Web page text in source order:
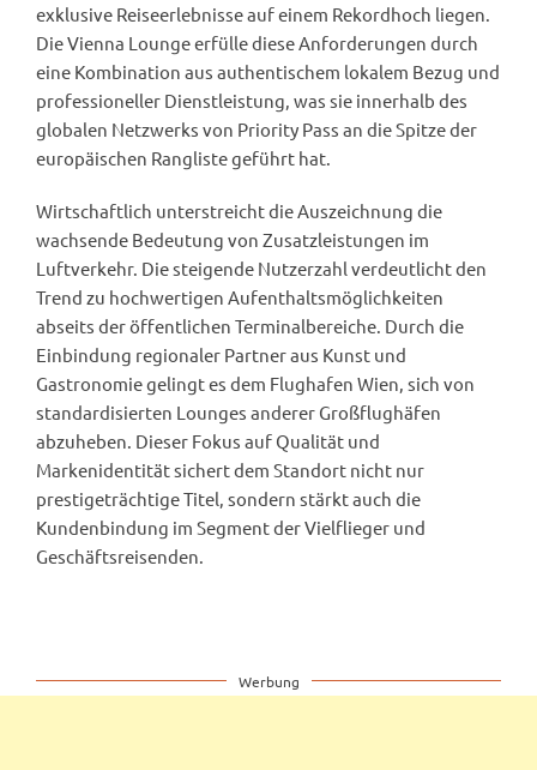
exklusive Reiseerlebnisse auf einem Rekordhoch liegen.
Die Vienna Lounge erfülle diese Anforderungen durch
eine Kombination aus authentischem lokalem Bezug und
professioneller Dienstleistung, was sie innerhalb des
globalen Netzwerks von Priority Pass an die Spitze der
europäischen Rangliste geführt hat.
Wirtschaftlich unterstreicht die Auszeichnung die
wachsende Bedeutung von Zusatzleistungen im
Luftverkehr. Die steigende Nutzerzahl verdeutlicht den
Trend zu hochwertigen Aufenthaltsmöglichkeiten
abseits der öffentlichen Terminalbereiche. Durch die
Einbindung regionaler Partner aus Kunst und
Gastronomie gelingt es dem Flughafen Wien, sich von
standardisierten Lounges anderer Großflughäfen
abzuheben. Dieser Fokus auf Qualität und
Markenidentität sichert dem Standort nicht nur
prestigeträchtige Titel, sondern stärkt auch die
Kundenbindung im Segment der Vielflieger und
Geschäftsreisenden.
Werbung